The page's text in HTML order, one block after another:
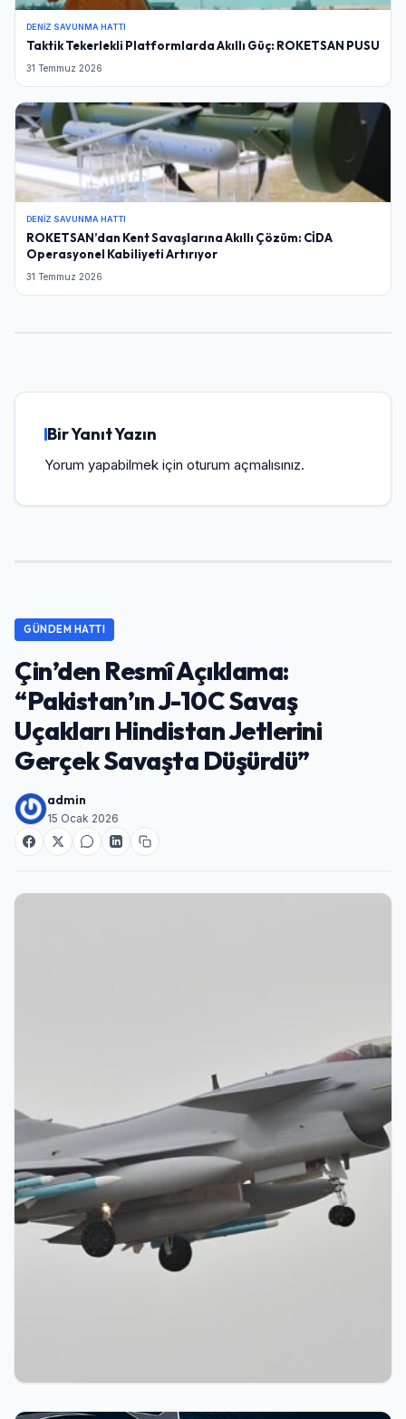
DENIZ SAVUNMA HATTI
Taktik Tekerlekli Platformlarda Akıllı Güç: ROKETSAN PUSU
31 Temmuz 2026
DENIZ SAVUNMA HATTI
ROKETSAN’dan Kent Savaşlarına Akıllı Çözüm: CİDA
Operasyonel Kabiliyeti Artırıyor
31 Temmuz 2026
Bir Yanıt Yazın
Yorum yapabilmek için oturum açmalısınız.
GÜNDEM HATTI
Çin’den Resmî Açıklama:
“Pakistan’ın J-10C Savaş
Uçakları Hindistan Jetlerini
Gerçek Savaşta Düşürdü”
admin
15 Ocak 2026